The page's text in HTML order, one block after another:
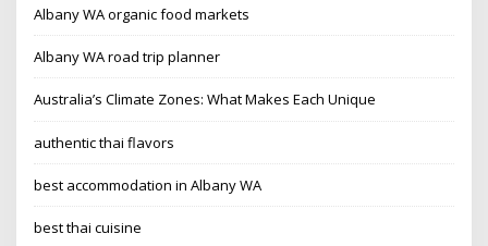
Albany WA organic food markets
Albany WA road trip planner
Australia’s Climate Zones: What Makes Each Unique
authentic thai flavors
best accommodation in Albany WA
best thai cuisine